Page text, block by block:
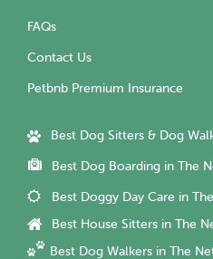
FAQs
Contact Us
Petbnb Premium Insurance
Best Dog Sitters & Dog
Best Dog Boarding in The
Best Doggy Day Care in
Best House Sitters in The
Best Dog Walkers in The